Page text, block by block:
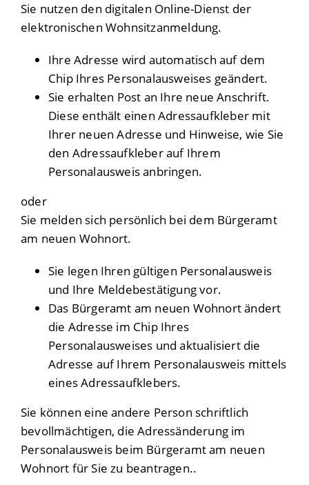
Sie nutzen den digitalen Online-Dienst der
elektronischen Wohnsitzanmeldung.
Ihre Adresse wird automatisch auf dem
Chip Ihres Personalausweises geändert.
Sie erhalten Post an Ihre neue Anschrift.
Diese enthält einen Adressaufkleber mit
Ihrer neuen Adresse und Hinweise, wie Sie
den Adressaufkleber auf Ihrem
Personalausweis anbringen.
oder
Sie melden sich persönlich bei dem Bürgeramt
am neuen Wohnort.
Sie legen Ihren gültigen Personalausweis
und Ihre Meldebestätigung vor.
Das Bürgeramt am neuen Wohnort ändert
die Adresse im Chip Ihres
Personalausweises und aktualisiert die
Adresse auf Ihrem Personalausweis mittels
eines Adressaufklebers.
Sie können eine andere Person schriftlich
bevollmächtigen, die Adressänderung im
Personalausweis beim Bürgeramt am neuen
Wohnort für Sie zu beantragen..